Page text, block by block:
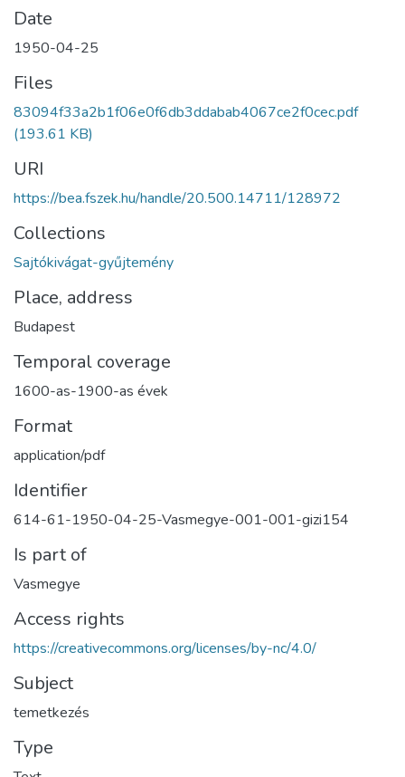
Date
1950-04-25
Files
83094f33a2b1f06e0f6db3ddabab4067ce2f0cec.pdf
(193.61 KB)
URI
https://bea.fszek.hu/handle/20.500.14711/128972
Collections
Sajtókivágat-gyűjtemény
Place, address
Budapest
Temporal coverage
1600-as-1900-as évek
Format
application/pdf
Identifier
614-61-1950-04-25-Vasmegye-001-001-gizi154
Is part of
Vasmegye
Access rights
https://creativecommons.org/licenses/by-nc/4.0/
Subject
temetkezés
Type